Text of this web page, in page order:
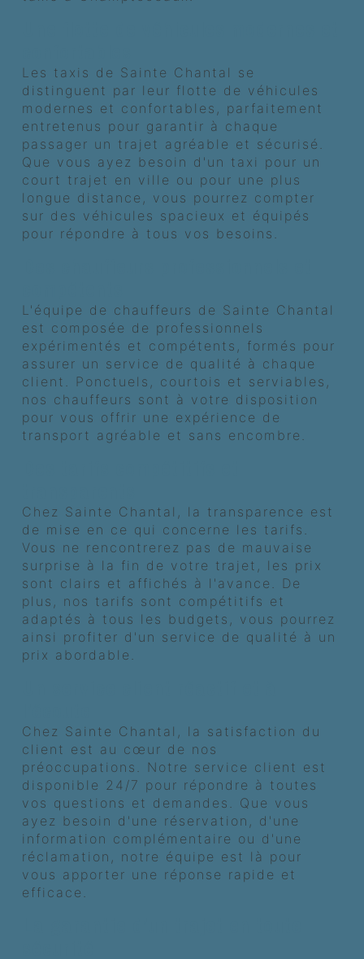
Les taxis de Sainte Chantal se
distinguent par leur flotte de véhicules
modernes et confortables, parfaitement
entretenus pour garantir à chaque
passager un trajet agréable et sécurisé.
Que vous ayez besoin d'un taxi pour un
court trajet en ville ou pour une plus
longue distance, vous pourrez compter
sur des véhicules spacieux et équipés
pour répondre à tous vos besoins.
L'équipe de chauffeurs de Sainte Chantal
est composée de professionnels
expérimentés et compétents, formés pour
assurer un service de qualité à chaque
client. Ponctuels, courtois et serviables,
nos chauffeurs sont à votre disposition
pour vous offrir une expérience de
transport agréable et sans encombre.
Chez Sainte Chantal, la transparence est
de mise en ce qui concerne les tarifs.
Vous ne rencontrerez pas de mauvaise
surprise à la fin de votre trajet, les prix
sont clairs et affichés à l'avance. De
plus, nos tarifs sont compétitifs et
adaptés à tous les budgets, vous pourrez
ainsi profiter d'un service de qualité à un
prix abordable.
Chez Sainte Chantal, la satisfaction du
client est au cœur de nos
préoccupations. Notre service client est
disponible 24/7 pour répondre à toutes
vos questions et demandes. Que vous
ayez besoin d'une réservation, d'une
information complémentaire ou d'une
réclamation, notre équipe est là pour
vous apporter une réponse rapide et
efficace.